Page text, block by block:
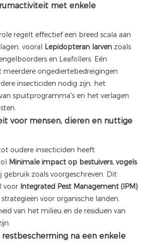
met enkele
regelt effectief een breed scala aan
vooral Lepidopteran larven zoals
en Leafollers. Eén
ongediertebedreigingen
insecticiden nodig zijn, het
spuitprogramma's en het verlagen
voor mensen, dieren en nuttige
oudere insecticiden heeft
Minimale impact op bestuivers, vogels
gebruik zoals voorgeschreven. Dit
voor Integrated Pest Management (IPM)
voor organische landen,
van het milieu en de residuen van
na een enkele